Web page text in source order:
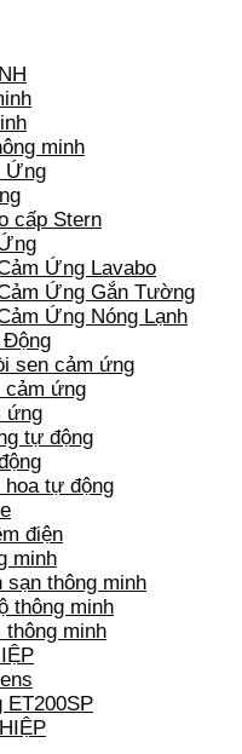
minh
Ứng
cấp Stern
Ứng Lavabo
Ứng Gắn Tường
Ứng Nóng Lạnh
Động
sen cảm ứng
cảm ứng
ứng
tự động
tự động
điện
minh
sạn thông minh
thông minh
thông minh
ET200SP